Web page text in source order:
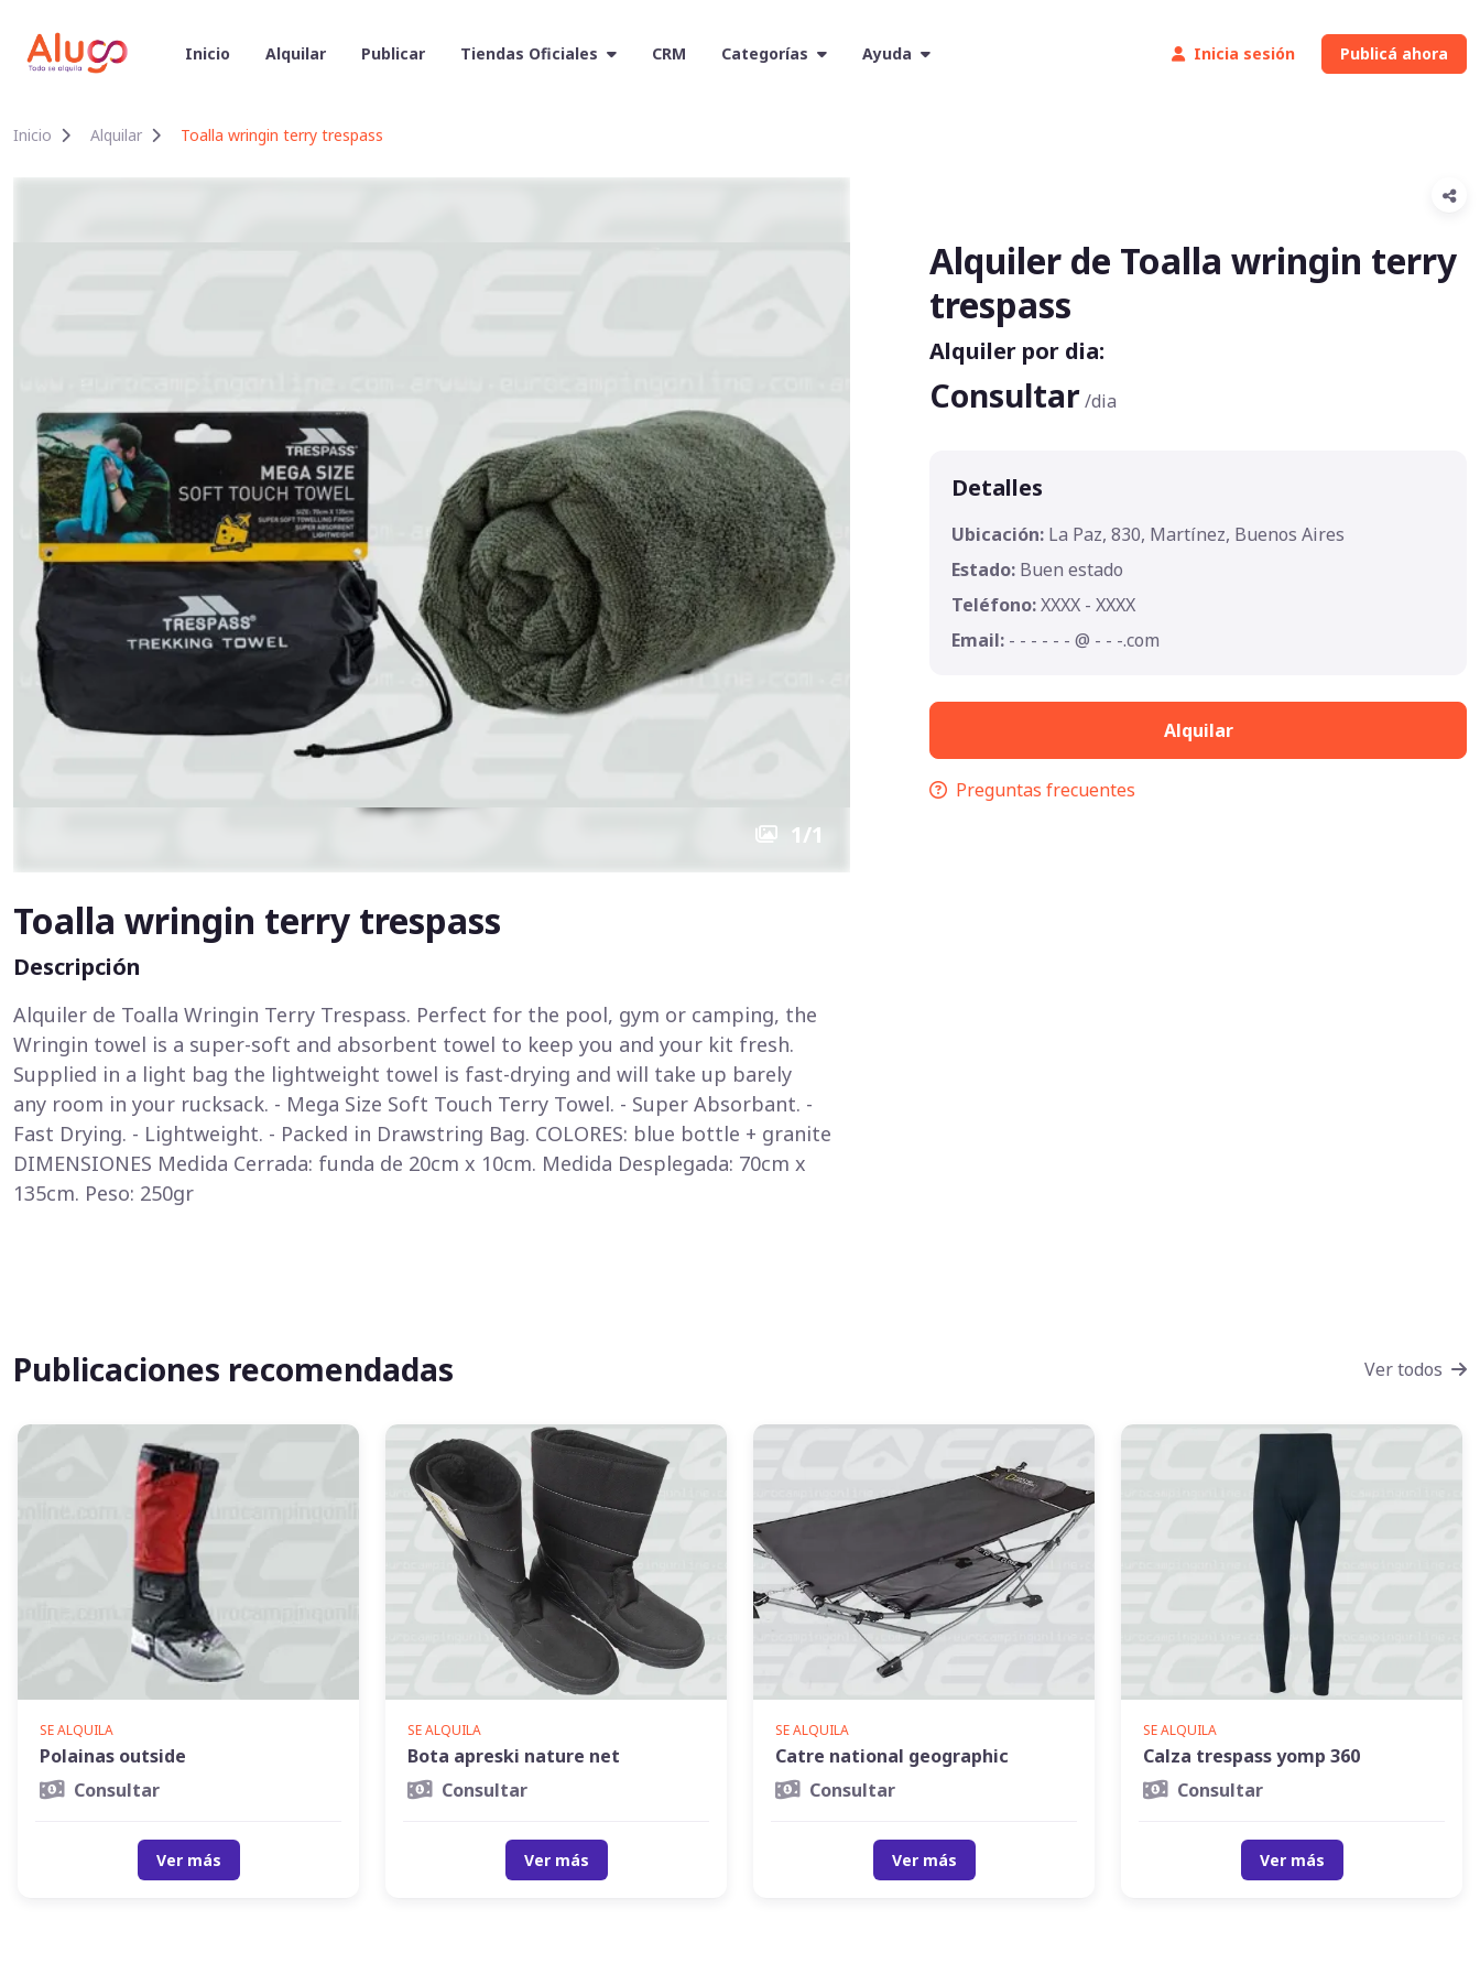
Inicia sesión Publicá ahora
Inicio Alquilar Publicar Tiendas Oficiales CRM Categorías Ayuda
Inicio Alquilar Toalla wringin terry trespass
1/1
Toalla wringin terry trespass
Descripción
Alquiler de Toalla Wringin Terry Trespass. Perfect for the pool, gym or camping, the
Wringin towel is a super-soft and absorbent towel to keep you and your kit fresh.
Supplied in a light bag the lightweight towel is fast-drying and will take up barely
any room in your rucksack. - Mega Size Soft Touch Terry Towel. - Super Absorbant. -
Fast Drying. - Lightweight. - Packed in Drawstring Bag. COLORES: blue bottle + granite
DIMENSIONES Medida Cerrada: funda de 20cm x 10cm. Medida Desplegada: 70cm x
135cm. Peso: 250gr
Alquiler de Toalla wringin terry
trespass
Alquiler por dia:
Consultar/dia
Detalles
Ubicación: La Paz, 830, Martínez, Buenos Aires
Estado: Buen estado
Teléfono:XXXX - XXXX
Email: - - - - - - @ - - -.com
Alquilar
Preguntas frecuentes
Publicaciones recomendadas Ver todos
SE ALQUILA
Polainas outside
Consultar
Ver más
SE ALQUILA
Bota apreski nature net
Consultar
Ver más
SE ALQUILA
Catre national geographic
Consultar
Ver más
SE ALQUILA
Calza trespass yomp 360
Consultar
Ver más